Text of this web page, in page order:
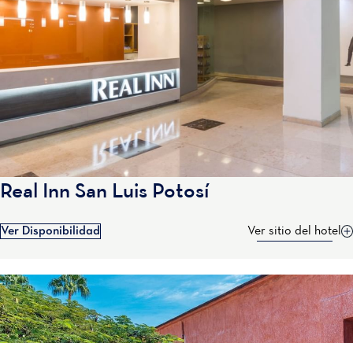
Real Inn San Luis Potosí
Ver Disponibilidad Ver sitio del hotel